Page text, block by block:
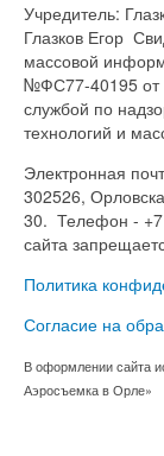
Учредитель:
Глазков Егор
массовой
№ФС77-40195 от
службой по
технологий и
Электронная
302526,
30. Телефон - +7
сайта
Политика
Согласие на
В оформлении сайта
Аэросъемка в Орле»